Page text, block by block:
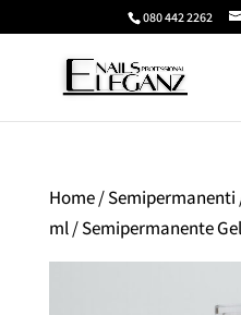
080 442 2262
Home/Semipermanenti
ml/ Semipermanente